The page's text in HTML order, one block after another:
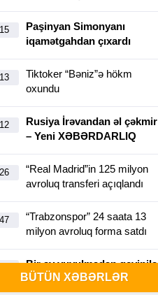
Paşinyan Simonyanı
iqamətgahdan çıxardı
Tiktoker “Bəniz”ə hökm
oxundu
Rusiya İrəvandan əl çəkmir
– Yeni XƏBƏRDARLIQ
“Real Madrid”in 125 milyon
avroluq transferi açıqlandı
“Trabzonspor” 24 saata 13
milyon avroluq forma satdı
Bir ay yuyulmadan geyinilə
bilən futbolka yaradıldı-
BÜTÜN XƏBƏRLƏR